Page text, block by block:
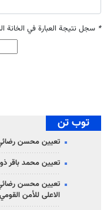
* سجل نتيجة العبارة في الخانة
توب تن
تعيين محسن رضائي
تعيين محمد باقر ذو
تعيين محسن رضائي
الاعلى للأمن القومي